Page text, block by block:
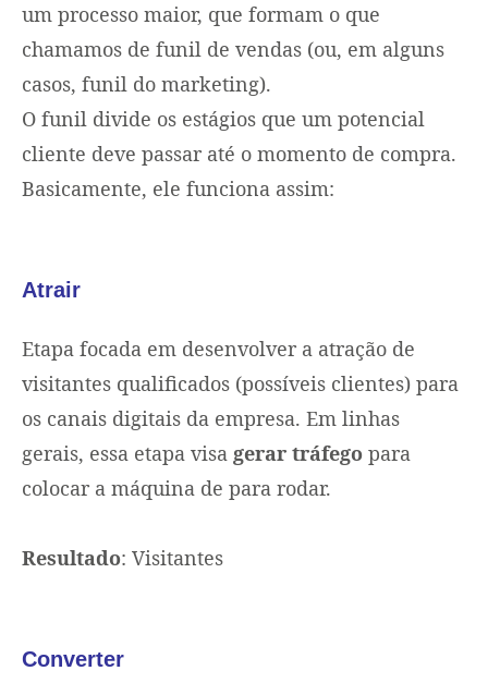
um processo maior, que formam o que
chamamos de funil de vendas (ou, em alguns
casos, funil do marketing).
O funil divide os estágios que um potencial
cliente deve passar até o momento de compra.
Basicamente, ele funciona assim:
Atrair
Etapa focada em desenvolver a atração de
visitantes qualificados (possíveis clientes) para
os canais digitais da empresa. Em linhas
gerais, essa etapa visa gerar tráfego para
colocar a máquina de para rodar.
Resultado: Visitantes
Converter